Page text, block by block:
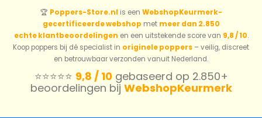
🏆 Poppers-Store.nl is een WebshopKeurmerk-
gecertificeerde webshop met meer dan 2.850
echte klantbeoordelingen en een uitstekende score van 9,8 / 10.
Koop poppers bij dé specialist in originele poppers – veilig, discreet
en betrouwbaar verzonden vanuit Nederland.
⭐️⭐️⭐️⭐️⭐️ 9,8 / 10gebaseerd op 2.850+
beoordelingen bij WebshopKeurmerk